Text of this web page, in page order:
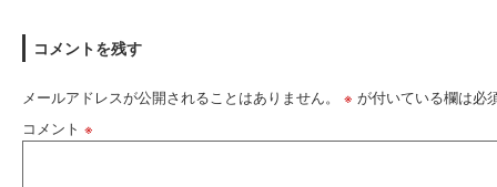
コメントを残す
メールアドレスが公開されることはありません。 ※ が付いている欄は必
コメント ※